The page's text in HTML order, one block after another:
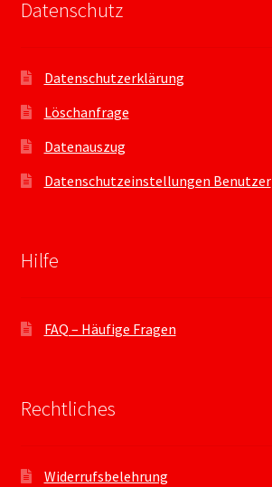
Datenschutz
Datenschutzerklärung
Löschanfrage
Datenauszug
Datenschutzeinstellungen Benutzer
Hilfe
FAQ – Häufige Fragen
Rechtliches
Widerrufsbelehrung